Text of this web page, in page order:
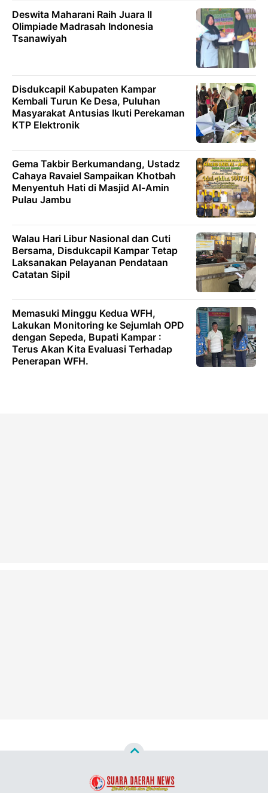
Deswita Maharani Raih Juara II
Olimpiade Madrasah Indonesia
Tsanawiyah
Disdukcapil Kabupaten Kampar
Kembali Turun Ke Desa, Puluhan
Masyarakat Antusias Ikuti Perekaman
KTP Elektronik
Gema Takbir Berkumandang, Ustadz
Cahaya Ravaiel Sampaikan Khotbah
Menyentuh Hati di Masjid Al-Amin
Pulau Jambu
Walau Hari Libur Nasional dan Cuti
Bersama, Disdukcapil Kampar Tetap
Laksanakan Pelayanan Pendataan
Catatan Sipil
Memasuki Minggu Kedua WFH,
Lakukan Monitoring ke Sejumlah OPD
dengan Sepeda, Bupati Kampar :
Terus Akan Kita Evaluasi Terhadap
Penerapan WFH.